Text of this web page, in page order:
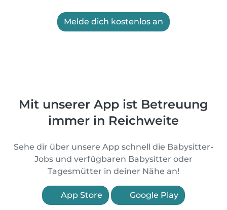
Melde dich kostenlos an
Mit unserer App ist Betreuung
immer in Reichweite
Sehe dir über unsere App schnell die Babysitter-
Jobs und verfügbaren Babysitter oder
Tagesmütter in deiner Nähe an!
App Store Google Play